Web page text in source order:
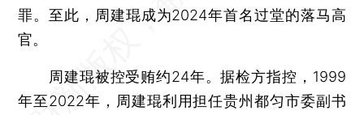
罪。至此，周建琨成为2024年首名过堂的落马高
官。
周建琨被控受贿约24年。据检方指控，1999
年至2022年，周建琨利用担任贵州都匀市委副书